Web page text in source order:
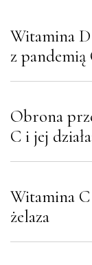
Witamina
z pandemią
Obrona
C i jej
Witamina
żelaza